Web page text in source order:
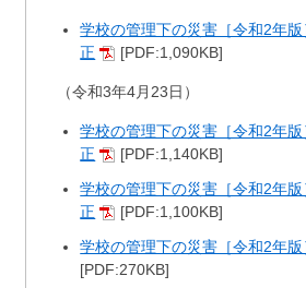
学校の管理下の災害［令和2年
正
[PDF:1,090KB]
（令和3年4月23日）
学校の管理下の災害［令和2年
正
[PDF:1,140KB]
学校の管理下の災害［令和2年
正
[PDF:1,100KB]
学校の管理下の災害［令和2年版
[PDF:270KB]